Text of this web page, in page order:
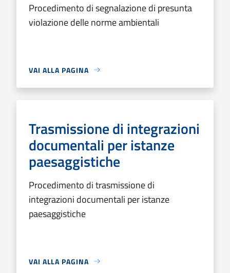
Procedimento di segnalazione di presunta
violazione delle norme ambientali
VAI ALLA PAGINA
Trasmissione di integrazioni
documentali per istanze
paesaggistiche
Procedimento di trasmissione di
integrazioni documentali per istanze
paesaggistiche
VAI ALLA PAGINA